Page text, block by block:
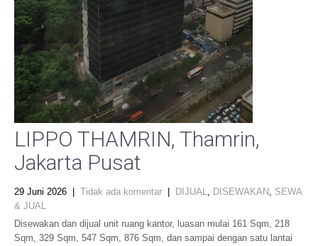
LIPPO THAMRIN, Thamrin,
Jakarta Pusat
29 Juni 2026 Tidak ada komentar DIJUAL, DISEWAKAN, SEWA
& JUAL
Disewakan dan dijual unit ruang kantor, luasan mulai 161 Sqm, 218
Sqm, 329 Sqm, 547 Sqm, 876 Sqm, dan sampai dengan satu lantai